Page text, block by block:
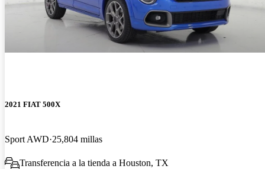
2021 FIAT 500X
Sport AWD 25,804 millas
Transferencia a la tienda a Houston, TX